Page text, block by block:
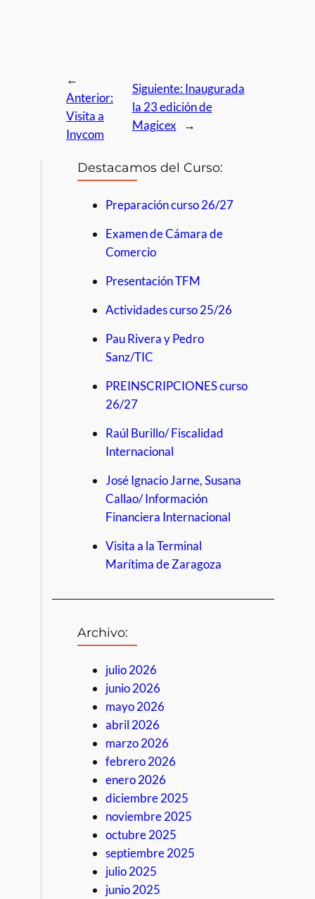
←
Anterior:
Visita a
Inycom
Siguiente:Inaugurada
la 23 edición de
Magicex
→
Destacamos del Curso:
Preparación curso 26/27
Examen de Cámara de
Comercio
Presentación TFM
Actividades curso 25/26
Pau Rivera y Pedro
Sanz/TIC
PREINSCRIPCIONES curso
26/27
Raúl Burillo/ Fiscalidad
Internacional
José Ignacio Jarne, Susana
Callao/ Información
Financiera Internacional
Visita a la Terminal
Marítima de Zaragoza
Archivo:
julio 2026
junio 2026
mayo 2026
abril 2026
marzo 2026
febrero 2026
enero 2026
diciembre 2025
noviembre 2025
octubre 2025
septiembre 2025
julio 2025
junio 2025